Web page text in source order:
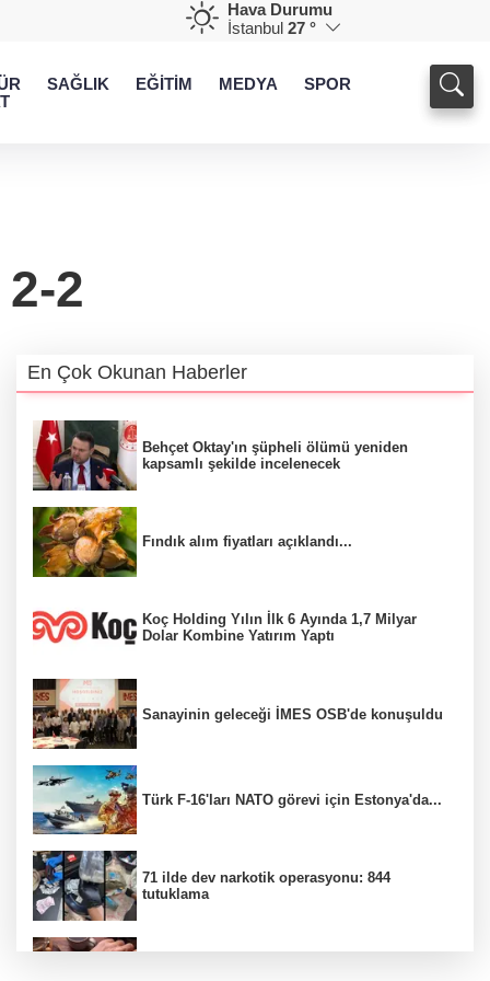
Hava Durumu
İstanbul 27 °
SAĞLIK EĞİTİM MEDYA SPOR
2
En Çok Okunan Haberler
Behçet Oktay'ın şüpheli ölümü yeniden
kapsamlı şekilde incelenecek
Fındık alım fiyatları açıklandı...
Koç Holding Yılın İlk 6 Ayında 1,7 Milyar
Dolar Kombine Yatırım Yaptı
Sanayinin geleceği İMES OSB'de konuşuldu
Türk F-16'ları NATO görevi için Estonya'da...
71 ilde dev narkotik operasyonu: 844
tutuklama